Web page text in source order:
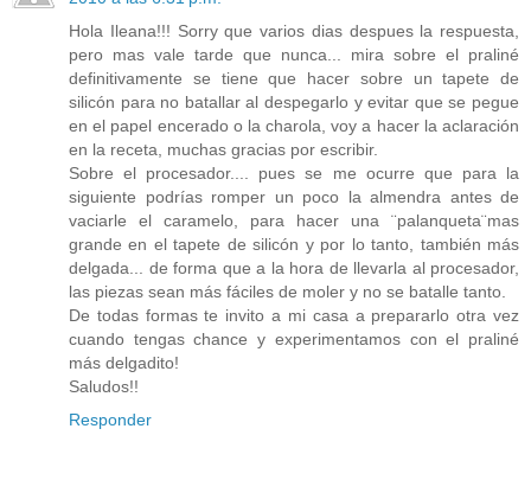
Hola Ileana!!! Sorry que varios dias despues la respuesta,
pero mas vale tarde que nunca... mira sobre el praliné
definitivamente se tiene que hacer sobre un tapete de
silicón para no batallar al despegarlo y evitar que se pegue
en el papel encerado o la charola, voy a hacer la aclaración
en la receta, muchas gracias por escribir.
Sobre el procesador.... pues se me ocurre que para la
siguiente podrías romper un poco la almendra antes de
vaciarle el caramelo, para hacer una ¨palanqueta¨mas
grande en el tapete de silicón y por lo tanto, también más
delgada... de forma que a la hora de llevarla al procesador,
las piezas sean más fáciles de moler y no se batalle tanto.
De todas formas te invito a mi casa a prepararlo otra vez
cuando tengas chance y experimentamos con el praliné
más delgadito!
Saludos!!
Responder